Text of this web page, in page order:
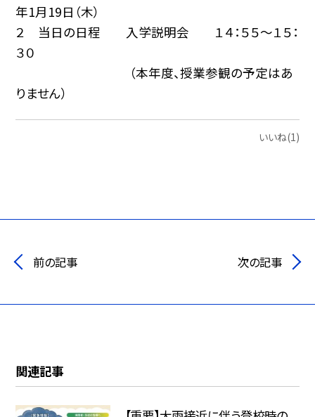
年1月19日（木）
２ 当日の日程 入学説明会 １４：５５〜１５：
３０
（本年度、授業参観の予定はあ
りません）
いいね(1)
前の記事 次の記事
関連記事